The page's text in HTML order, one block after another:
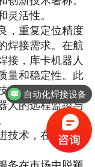
活性。
，重复定位精度
焊接需求。在航
接，库卡机器人
量和稳定性。此
术在焊接机器人
人的远程监控与
技术，在高端制
自动化焊接设备